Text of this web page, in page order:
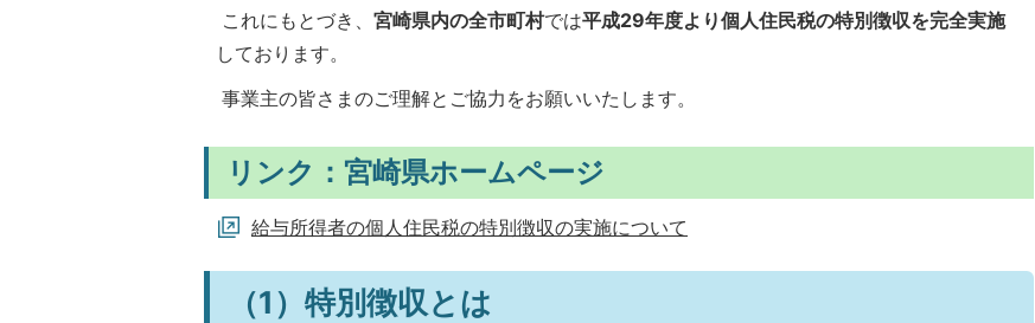
これにもとづき、 宮崎県内の全市町村では平成29年度より個人住民税の特別徴収を完全実施
しております。
事業主の皆さまのご理解とご協力をお願いいたします。
リンク：宮崎県ホームページ
給与所得者の個人住民税の特別徴収の実施について
（1）特別徴収とは